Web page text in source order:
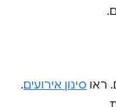
סינון אירועים.